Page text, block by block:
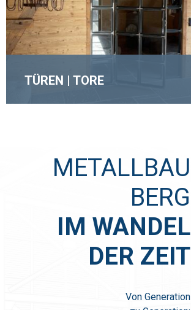
TÜREN | TORE
METALLBAU
BERG
IM WANDEL
DER ZEIT
Von Generation